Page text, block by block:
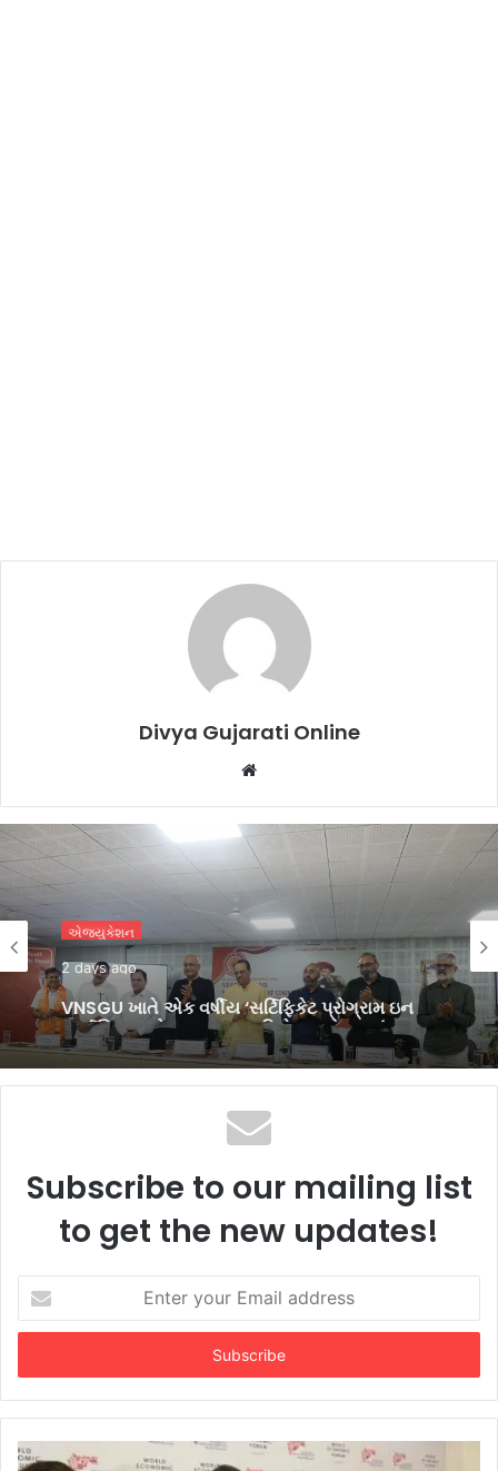
Divya Gujarati Online
Website
એજ્યુકેશન
2 days ago
VNSGU ખાતે એક વર્ષીય ‘સર્ટિફિકેટ પ્રોગ્રામ ઇન
જર્નાલિઝમ એન્ડ માસ કમ્યુનિકેશન’નો શુભારંભ
Subscribe to our mailing list
to get the new updates!
your
Email